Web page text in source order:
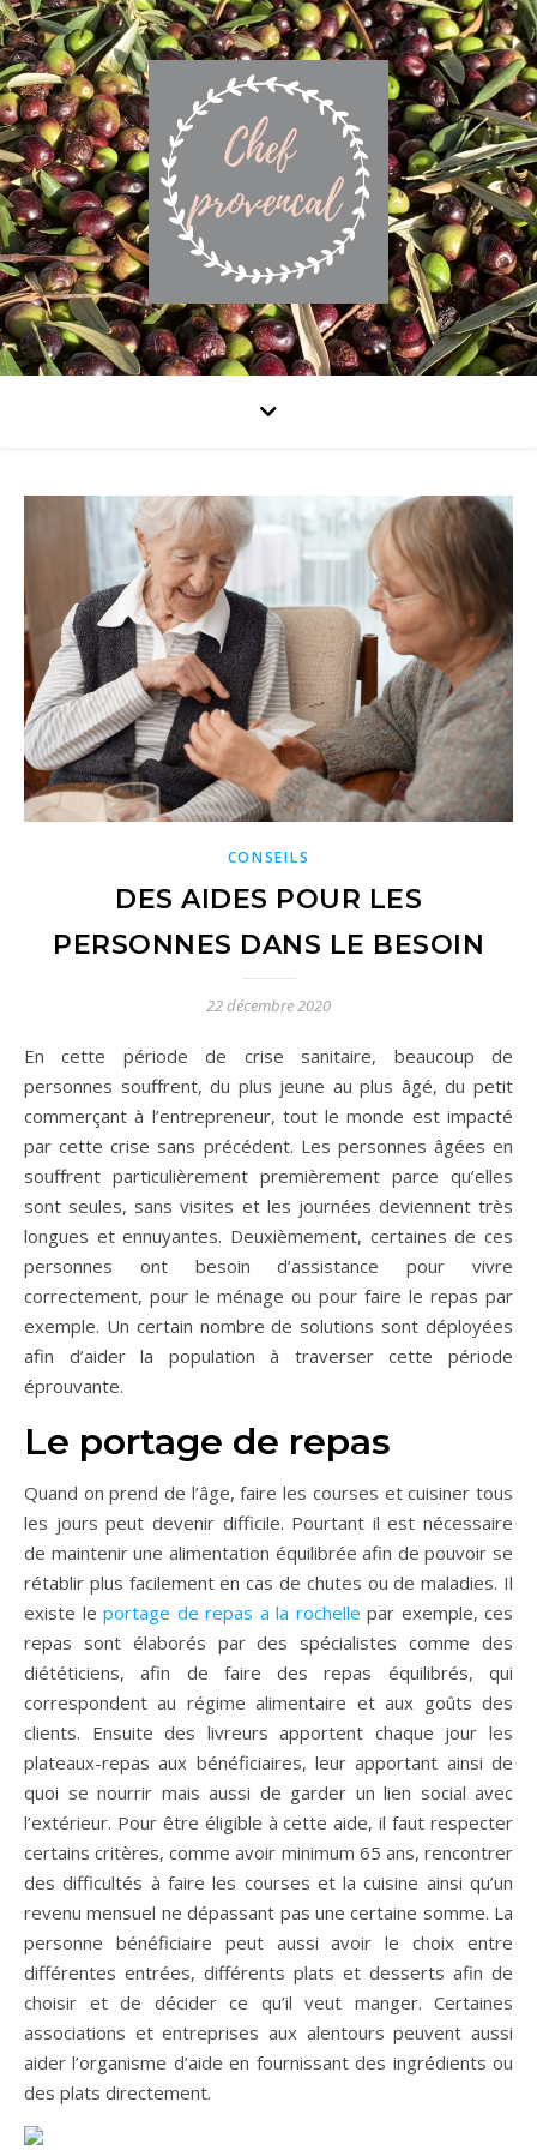
CONSEILS
DES AIDES POUR LES
PERSONNES DANS LE BESOIN
22 décembre 2020
En cette période de crise sanitaire, beaucoup de
personnes souffrent, du plus jeune au plus âgé, du petit
commerçant à l’entrepreneur, tout le monde est impacté
par cette crise sans précédent. Les personnes âgées en
souffrent particulièrement premièrement parce qu’elles
sont seules, sans visites et les journées deviennent très
longues et ennuyantes. Deuxièmement, certaines de ces
personnes ont besoin d’assistance pour vivre
correctement, pour le ménage ou pour faire le repas par
exemple. Un certain nombre de solutions sont déployées
afin d’aider la population à traverser cette période
éprouvante.
Le portage de repas
Quand on prend de l’âge, faire les courses et cuisiner tous
les jours peut devenir difficile. Pourtant il est nécessaire
de maintenir une alimentation équilibrée afin de pouvoir se
rétablir plus facilement en cas de chutes ou de maladies. Il
existe le portage de repas a la rochelle par exemple, ces
repas sont élaborés par des spécialistes comme des
diététiciens, afin de faire des repas équilibrés, qui
correspondent au régime alimentaire et aux goûts des
clients. Ensuite des livreurs apportent chaque jour les
plateaux-repas aux bénéficiaires, leur apportant ainsi de
quoi se nourrir mais aussi de garder un lien social avec
l’extérieur. Pour être éligible à cette aide, il faut respecter
certains critères, comme avoir minimum 65 ans, rencontrer
des difficultés à faire les courses et la cuisine ainsi qu’un
revenu mensuel ne dépassant pas une certaine somme. La
personne bénéficiaire peut aussi avoir le choix entre
différentes entrées, différents plats et desserts afin de
choisir et de décider ce qu’il veut manger. Certaines
associations et entreprises aux alentours peuvent aussi
aider l’organisme d’aide en fournissant des ingrédients ou
des plats directement.